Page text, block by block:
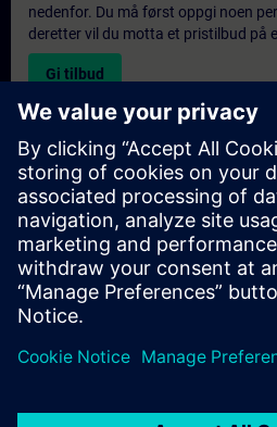
nedenfor. Du må først oppgi noen
deretter vil du motta et pristilbud på
Gi tilbud
Forespørsel om eksklusiv
Fyll ut skjemaet nedenfor hvis du
eksklusivt kurs, enten på stedet,
kurssenter. Denne typen forespørsel
personer eller flere). Etter at du har
og kursbehov, vil du motta et tilbud
Be om eksklusivt tilbud